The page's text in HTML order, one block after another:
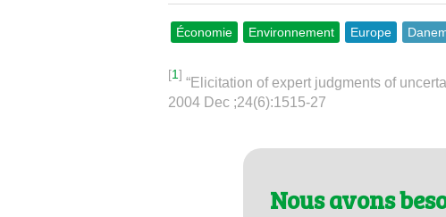
Économie Environnement Europe
[1]
“Elicitation of expert judgments of
2004 Dec ;24(6):1515-27
Nous avons